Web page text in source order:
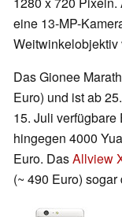
eine 13-MP-
Weitwinkelobjektiv
Das Gionee
Euro) und ist ab
15. Juli
hingegen 4000
Euro. DasAllview
(~ 490 Euro)